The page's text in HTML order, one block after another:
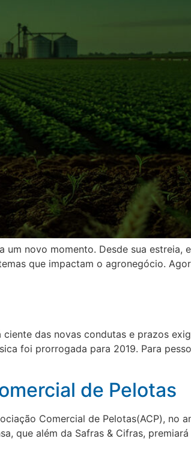
um novo momento. Desde sua estreia,
que impactam o agronegócio.
das novas condutas e prazos
foi prorrogada para 2019. Para
de Pelotas
Comercial de Pelotas(ACP), no
que além da Safras & Cifras, premiará